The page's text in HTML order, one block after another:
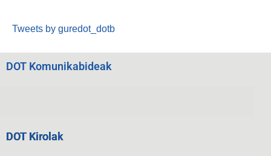
Tweets by guredot_dotb
DOT Komunikabideak
DOT Kirolak